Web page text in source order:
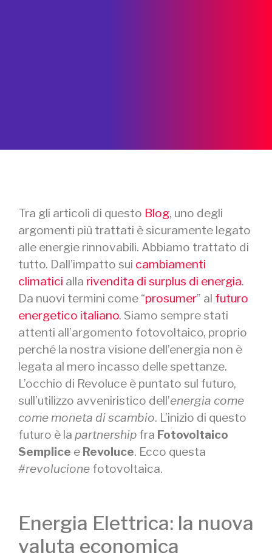
Tra gli articoli di questo Blog, uno degli
argomenti più trattati è sicuramente legato
alle energie rinnovabili. Abbiamo trattato di
tutto. Dall’impatto sui cambiamenti
climatici alla rivendita di surplus di energia.
Da nuovi termini come “prosumer” al futuro
energetico italiano. Siamo sempre stati
attenti all’argomento fotovoltaico, proprio
perché la nostra visione dell’energia non è
legata al mero incasso delle spettanze.
L’occhio di Revoluce è puntato sul futuro,
sull’utilizzo avveniristico dell’energia come
come moneta di scambio. L’inizio di questo
futuro è la partnership fra Fotovoltaico
Semplice e Revoluce. Ecco questa
#revolucione fotovoltaica.
Energia Elettrica: la nuova
valuta economica